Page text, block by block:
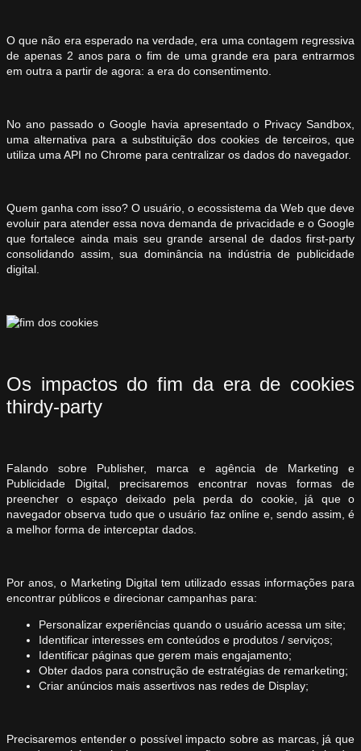
O que não era esperado na verdade, era uma contagem regressiva
de apenas 2 anos para o fim de uma grande era para entrarmos
em outra a partir de agora: a era do consentimento.
No ano passado o Google havia apresentado o Privacy Sandbox,
uma alternativa para a substituição dos cookies de terceiros, que
utiliza uma API no Chrome para centralizar os dados do navegador.
Quem ganha com isso? O usuário, o ecossistema da Web que deve
evoluir para atender essa nova demanda de privacidade e o Google
que fortalece ainda mais seu grande arsenal de dados first-party
consolidando assim, sua dominância na indústria de publicidade
digital.
Os impactos do fim da era de cookies
thirdy-party
Falando sobre Publisher, marca e agência de Marketing e
Publicidade Digital, precisaremos encontrar novas formas de
preencher o espaço deixado pela perda do cookie, já que o
navegador observa tudo que o usuário faz online e, sendo assim, é
a melhor forma de interceptar dados.
Por anos, o Marketing Digital tem utilizado essas informações para
encontrar públicos e direcionar campanhas para:
Personalizar experiências quando o usuário acessa um site;
Identificar interesses em conteúdos e produtos / serviços;
Identificar páginas que gerem mais engajamento;
Obter dados para construção de estratégias de remarketing;
Criar anúncios mais assertivos nas redes de Display;
Precisaremos entender o possível impacto sobre as marcas, já que